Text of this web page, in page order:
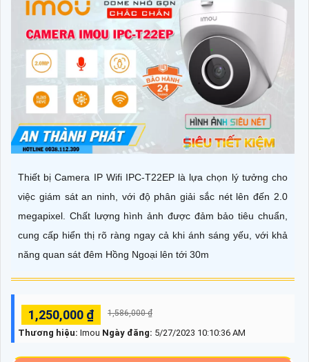
Thiết bị Camera IP Wifi IPC-T22EP là lựa chọn lý tưởng cho
việc giám sát an ninh, với độ phân giải sắc nét lên đến 2.0
megapixel. Chất lượng hình ảnh được đảm bảo tiêu chuẩn,
cung cấp hiển thị rõ ràng ngay cả khi ánh sáng yếu, với khả
năng quan sát đêm Hồng Ngoại lên tới 30m
1,250,000 ₫ 1,586,000 ₫
Thương hiệu: Imou Ngày đăng: 5/27/2023 10:10:36 AM